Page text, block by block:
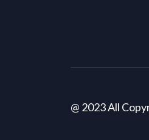
@ 2023 All